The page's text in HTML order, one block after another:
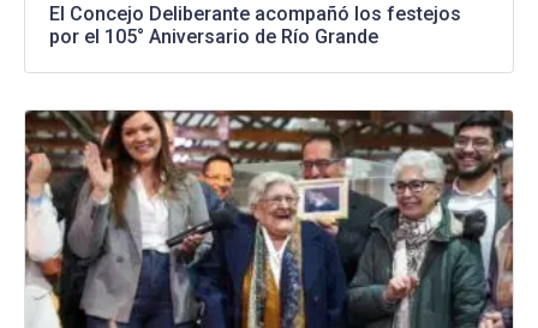
El Concejo Deliberante acompañó los festejos
por el 105° Aniversario de Río Grande